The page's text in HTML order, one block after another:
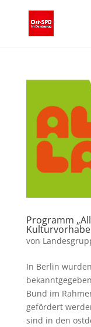
Programm
von
In Berlin
Bund im
gefördert
sind in den